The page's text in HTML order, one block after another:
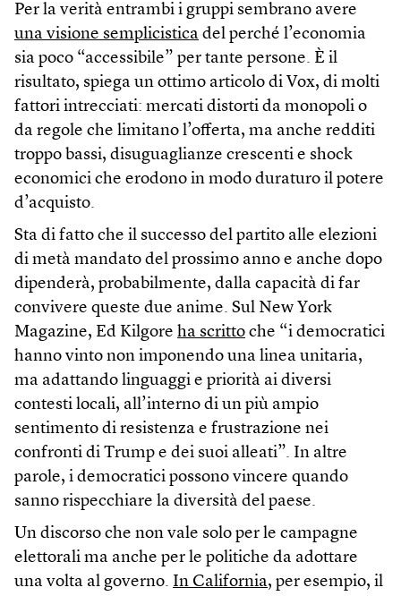
Per la verità entrambi i gruppi sembrano avere
una visione semplicistica del perché l’economia
sia poco “accessibile” per tante persone. È il
risultato, spiega un ottimo articolo di Vox, di molti
fattori intrecciati: mercati distorti da monopoli o
da regole che limitano l’offerta, ma anche redditi
troppo bassi, disuguaglianze crescenti e shock
economici che erodono in modo duraturo il potere
d’acquisto.
Sta di fatto che il successo del partito alle elezioni
di metà mandato del prossimo anno e anche dopo
dipenderà, probabilmente, dalla capacità di far
convivere queste due anime. Sul New York
Magazine, Ed Kilgore ha scritto che “i democratici
hanno vinto non imponendo una linea unitaria,
ma adattando linguaggi e priorità ai diversi
contesti locali, all’interno di un più ampio
sentimento di resistenza e frustrazione nei
confronti di Trump e dei suoi alleati”. In altre
parole, i democratici possono vincere quando
sanno rispecchiare la diversità del paese.
Un discorso che non vale solo per le campagne
elettorali ma anche per le politiche da adottare
una volta al governo. In California, per esempio, il